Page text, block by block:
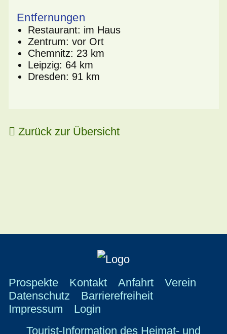
Entfernungen
Restaurant: im Haus
Zentrum: vor Ort
Chemnitz: 23 km
Leipzig: 64 km
Dresden: 91 km
Zurück zur Übersicht
Prospekte Kontakt Anfahrt
Verein
Datenschutz
Barrierefreiheit
Impressum
Login
Tourist-Information des Heimat- und